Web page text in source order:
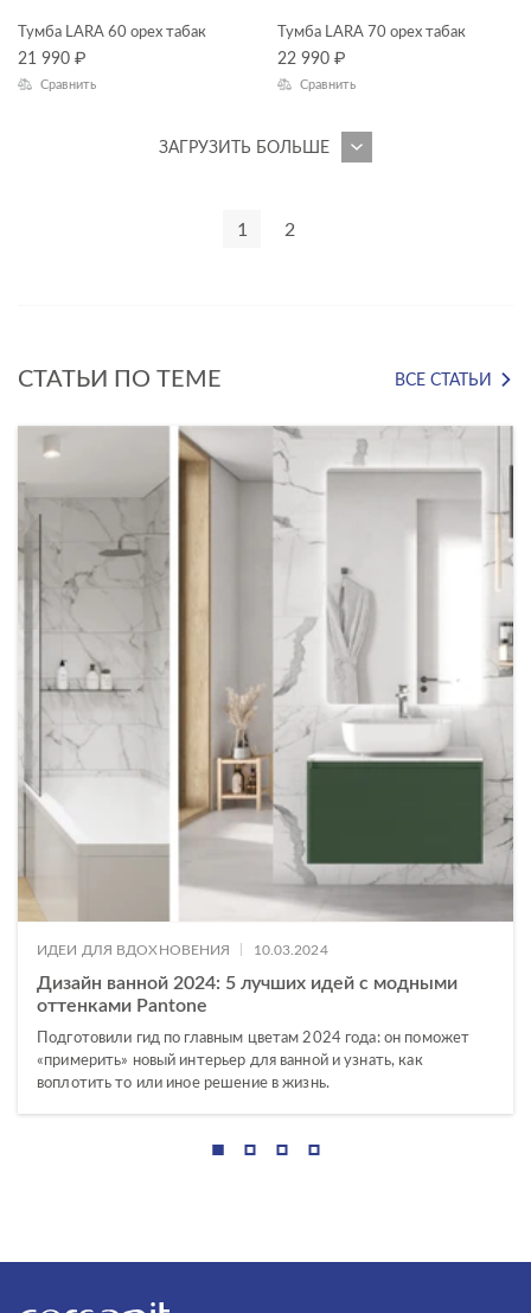
Тумба LARA 60 орех табак
21 990 ₽
Сравнить
Тумба LARA 70 орех табак
22 990 ₽
Сравнить
ЗАГРУЗИТЬ БОЛЬШЕ
1 2
СТАТЬИ ПО ТЕМЕ ВСЕ СТАТЬИ
ИДЕИ ДЛЯ ВДОХНОВЕНИЯ 10.03.2024
Дизайн ванной 2024: 5 лучших идей с модными
оттенками Pantone
Подготовили гид по главным цветам 2024 года: он поможет
«примерить» новый интерьер для ванной и узнать, как
воплотить то или иное решение в жизнь.